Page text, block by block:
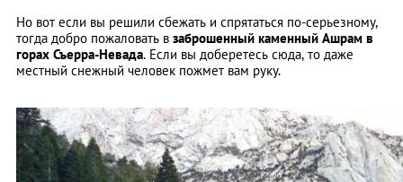
Но вот если вы решили сбежать и спрятаться по-серьезному,
тогда добро пожаловать в заброшенный каменный Ашрам в
горах Съерра-Невада. Если вы доберетесь сюда, то даже
местный снежный человек пожмет вам руку.